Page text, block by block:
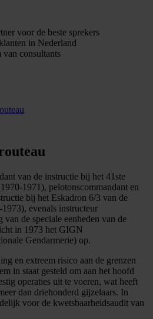
voor de beste sprekers
in Nederland
van consultants
van de instructie bij het 41ste
1971), pelotonscommandant en
bij het Eskadron 6/3 van de
evenals instructeur
van de speciale eenheden van de
in 1973 het GIGN
Gendarmerie) op.
en extreem risico aan de grenzen
in staat gesteld om aan het hoofd
operaties uit te voeren, wat heeft
dan driehonderd gijzelaars. In
voor de kwetsbaarheidsaudit van